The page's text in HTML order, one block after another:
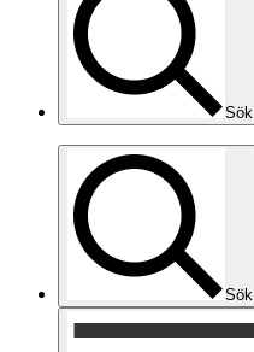
Sök
Sök